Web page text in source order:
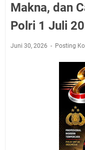
Makna, dan
Polri 1 Juli
Juni 30, 2026 Posting